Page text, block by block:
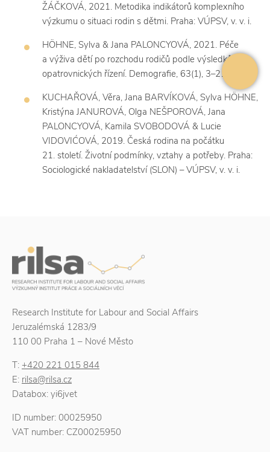
ŽÁČKOVÁ, 2021. Metodika indikátorů komplexního
výzkumu o situaci rodin s dětmi. Praha: VÚPSV, v. v. i.
HÖHNE, Sylva & Jana PALONCYOVÁ, 2021. Péče
a výživa dětí po rozchodu rodičů podle výsledků
opatrovnických řízení. Demografie, 63(1), 3–21.
KUCHAŘOVÁ, Věra, Jana BARVÍKOVÁ, Sylva HÖHNE,
Kristýna JANUROVÁ, Olga NEŠPOROVÁ, Jana
PALONCYOVÁ, Kamila SVOBODOVÁ & Lucie
VIDOVIĆOVÁ, 2019. Česká rodina na počátku
21. století. Životní podmínky, vztahy a potřeby. Praha:
Sociologické nakladatelství (SLON) – VÚPSV, v. v. i.
Research Institute for Labour and Social Affairs
Jeruzalémská 1283/9
110 00 Praha 1 – Nové Město
T: +420 221 015 844
E: rilsa@rilsa.cz
Databox: yi6jvet
ID number: 00025950
VAT number: CZ00025950